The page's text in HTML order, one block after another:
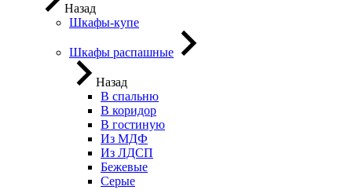
Назад
Шкафы-купе
Шкафы распашные
Назад
В спальню
В коридор
В гостиную
Из МДФ
Из ЛДСП
Бежевые
Серые